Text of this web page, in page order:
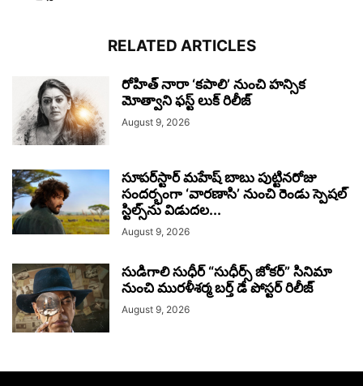
RELATED ARTICLES
రోహిత్ నారా ‘కపాలి’ నుంచి హన్సిక
మోత్వాని ఫస్ట్ లుక్ రిలీజ్
August 9, 2026
సూప‌ర్‌స్టార్ మహేష్ బాబు పుట్టినరోజు
సందర్భంగా ‘వారణాసి’ నుంచి రెండు స్పెషల్
స్టిల్స్‌ను విడుదల...
August 9, 2026
సుడిగాలి సుధీర్ “సుధీర్స్ జోకర్” సినిమా
నుంచి మురళీశర్మ బర్త్ డే పోస్టర్ రిలీజ్
August 9, 2026